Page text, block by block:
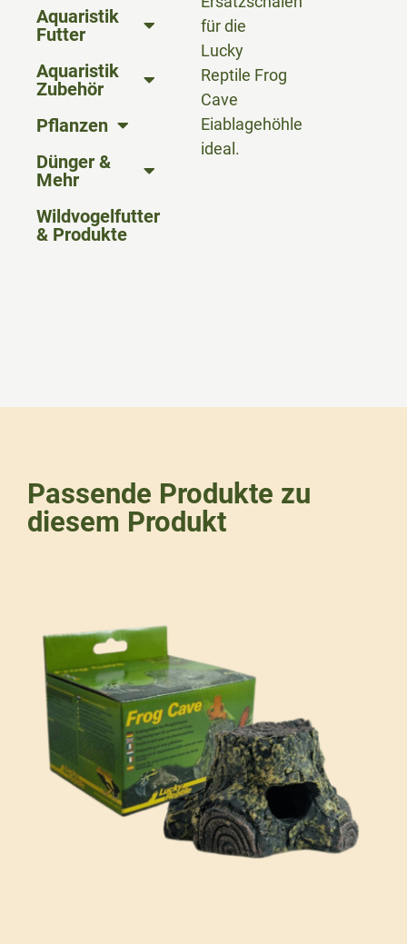
Aquaristik
Futter
Aquaristik
Zubehör
Pflanzen
Dünger &
Mehr
Wildvogelfutter
& Produkte
für die
Lucky
Reptile Frog
Cave
Eiablagehöhle
ideal.
Passende Produkte zu
diesem Produkt